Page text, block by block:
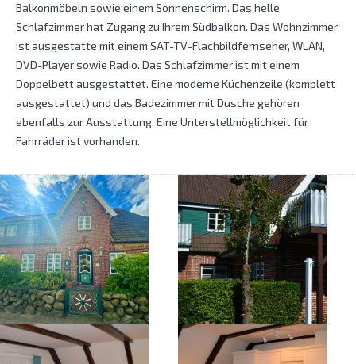
Balkonmöbeln sowie einem Sonnenschirm. Das helle
Schlafzimmer hat Zugang zu Ihrem Südbalkon. Das Wohnzimmer
ist ausgestatte mit einem SAT-TV-Flachbildfernseher, WLAN,
DVD-Player sowie Radio. Das Schlafzimmer ist mit einem
Doppelbett ausgestattet. Eine moderne Küchenzeile (komplett
ausgestattet) und das Badezimmer mit Dusche gehören
ebenfalls zur Ausstattung. Eine Unterstellmöglichkeit für
Fahrräder ist vorhanden.